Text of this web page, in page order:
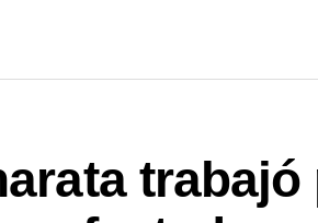
trabajó